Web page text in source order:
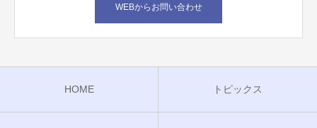
WEBからお問い合わせ
HOME トピックス